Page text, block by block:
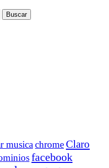
musicachromeClaro
facebook